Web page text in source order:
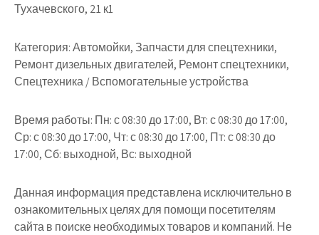
Тухачевского, 21 к1
Категория:Автомойки, Запчасти для спецтехники,
Ремонт дизельных двигателей, Ремонт спецтехники,
Спецтехника / Вспомогательные устройства
Время работы: Пн: с 08:30 до 17:00, Вт: с 08:30 до 17:00,
Ср: с 08:30 до 17:00, Чт: с 08:30 до 17:00, Пт: с 08:30 до
17:00, Сб: выходной, Вс: выходной
Данная информация представлена исключительно в
ознакомительных целях для помощи посетителям
сайта в поиске необходимых товаров и компаний. Не